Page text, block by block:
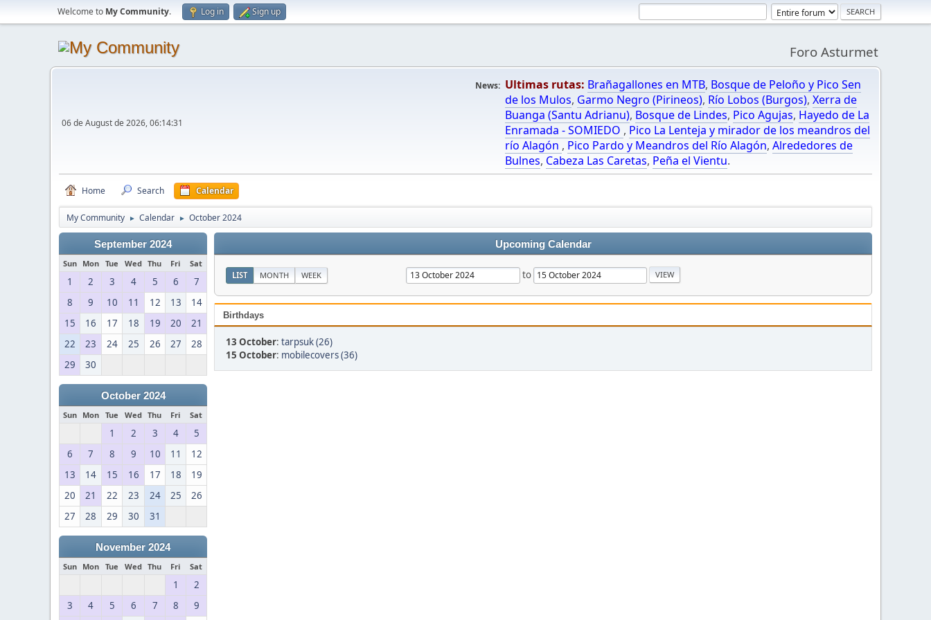
Welcome to My Community. Log in Sign up
Foro Asturmet
06 de August de 2026, 06:14:31
News: Ultimas rutas: Brañagallones en MTB, Bosque de Peloño y Pico Sen
de los Mulos, Garmo Negro (Pirineos), Río Lobos (Burgos), Xerra de
Buanga (Santu Adrianu), Bosque de Lindes, Pico Agujas, Hayedo de La
Enramada - SOMIEDO , Pico La Lenteja y mirador de los meandros del
río Alagón , Pico Pardo y Meandros del Río Alagón, Alrededores de
Bulnes, Cabeza Las Caretas, Peña el Vientu.
Home Search Calendar
My Community ► Calendar ► October 2024
September 2024
Sun Mon Tue Wed Thu Fri Sat
1 2 3 4 5 6
7
8
9 10 11 12 13
14
15
16 17 18 19 20
21
22
23 24 25 26 27
28
29
30
October 2024
Sun Mon Tue Wed Thu Fri Sat
1 2 3 4
5
6
7 8 9 10 11
12
13
14 15 16 17 18
19
20
21 22 23 24 25
26
27
28 29 30 31
November 2024
Sun Mon Tue Wed Thu Fri Sat
1
2
3
4 5 6 7 8 9
Upcoming Calendar
LIST MONTH WEEK to
Birthdays
13 October: tarpsuk (26)
15 October: mobilecovers (36)